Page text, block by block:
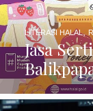
Jasa
LITERASI HALAL,